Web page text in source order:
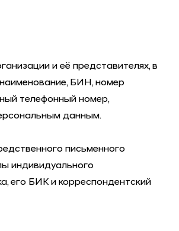
и её представителях, в
БИН, номер
телефонный номер,
данным.
письменного
индивидуального
его БИК и корреспондентский